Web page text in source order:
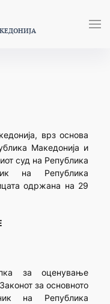
врз основа
Македонија и
суд на Република
на Република
одржана на 29
за оценување
за основното
на Република